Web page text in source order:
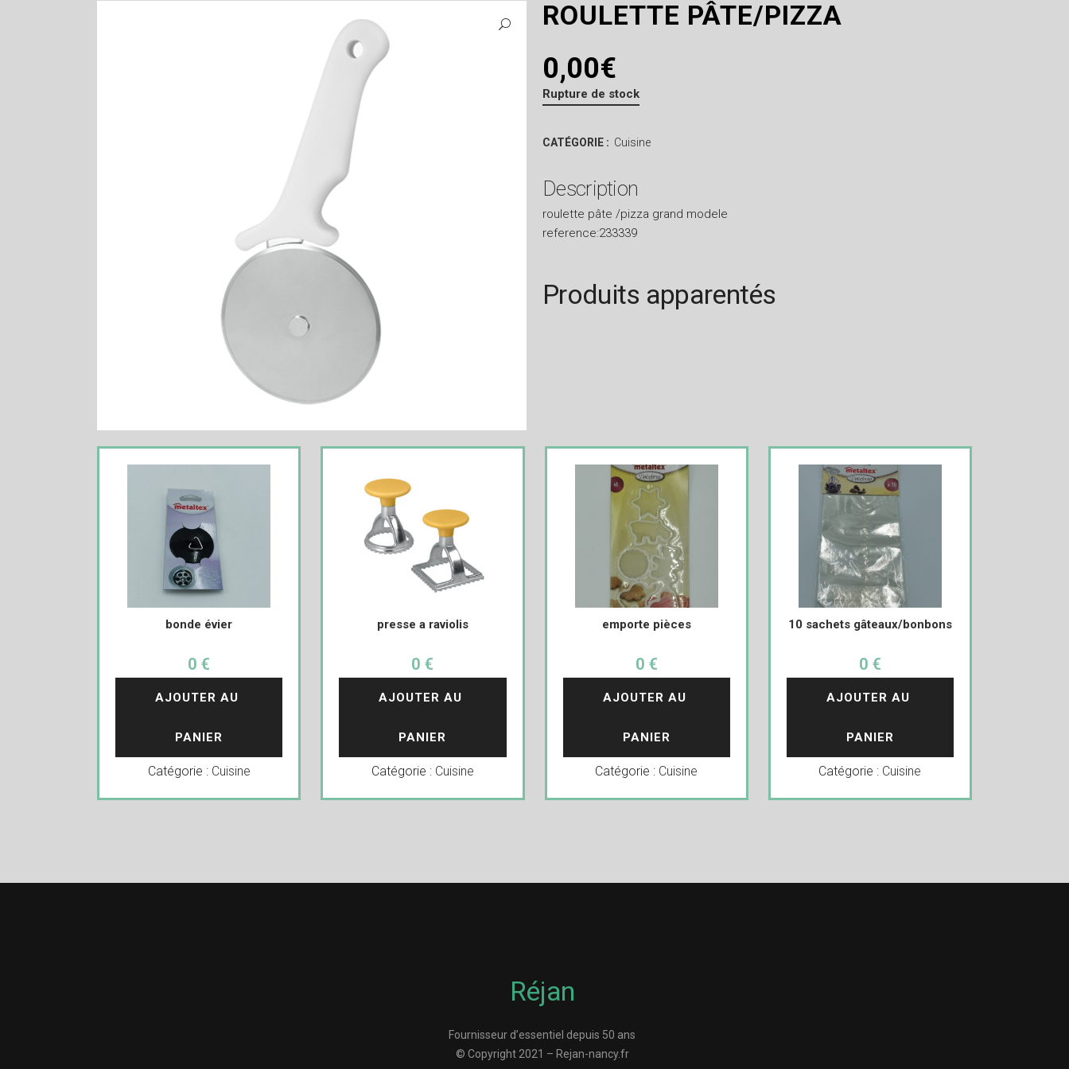
ROULETTE PÂTE/PIZZA
0,00€
Rupture de stock
CATÉGORIE : Cuisine
Description
roulette pâte /pizza grand modele
reference:233339
Produits apparentés
bonde évier
0 €
AJOUTER AU
PANIER
Catégorie : Cuisine
presse a raviolis
0 €
AJOUTER AU
PANIER
Catégorie : Cuisine
emporte pièces
0 €
AJOUTER AU
PANIER
Catégorie : Cuisine
10 sachets gâteaux/bonbons
0 €
AJOUTER AU
PANIER
Catégorie : Cuisine
Réjan
Fournisseur d’essentiel depuis 50 ans
© Copyright 2021 – Rejan-nancy.fr